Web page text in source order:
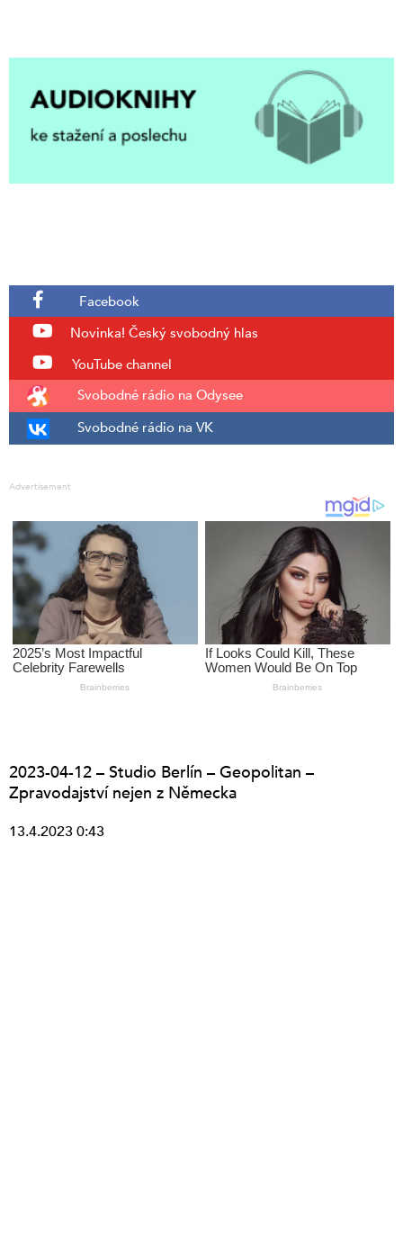
Facebook
Novinka! Český svobodný hlas
YouTube channel
Svobodné rádio na Odysee
Svobodné rádio na VK
Advertisement
2023-04-12 – Studio Berlín – Geopolitan –
Zpravodajství nejen z Německa
13.4.2023 0:43